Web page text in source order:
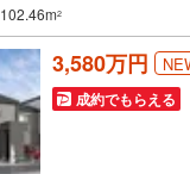
102.46m2
3,580万円
成約でもらえる